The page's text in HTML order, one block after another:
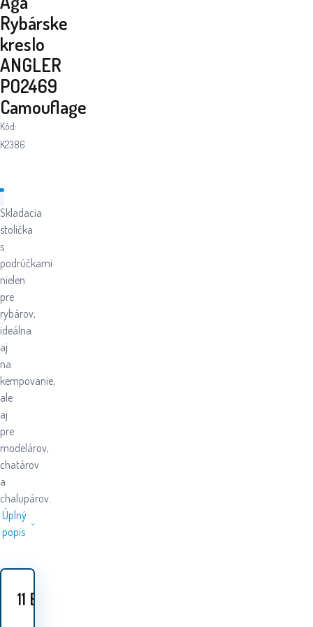
Rybárske
kreslo
ANGLER
PO2469
Camouflage
Kód:
K2386
Skladacia
stolička
s
podrúčkami
nielen
pre
rybárov,
ideálna
aj
na
kempovanie,
ale
aj
pre
modelárov,
chatárov
a
chalupárov.
Úplný
popis
11 EUR